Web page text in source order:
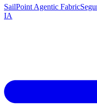
SailPoint Agentic Fabric
IA